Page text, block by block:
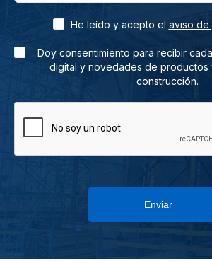
He leído y acepto el aviso de
Doy consentimiento para recibir
digital y novedades de productos
construcción.
Enviar